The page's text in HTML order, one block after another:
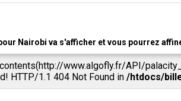
Nairobi va s'afficher et vous pourrez
www.algofly.fr/API/
HTTP/1.1 404 Not Found in /htdocs/